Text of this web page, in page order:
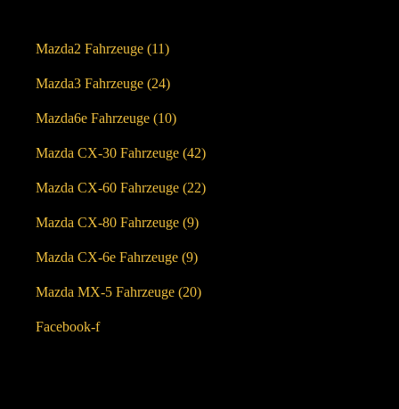
Mazda2 Fahrzeuge (11)
Mazda3 Fahrzeuge (24)
Mazda6e Fahrzeuge (10)
Mazda CX-30 Fahrzeuge (42)
Mazda CX-60 Fahrzeuge (22)
Mazda CX-80 Fahrzeuge (9)
Mazda CX-6e Fahrzeuge (9)
Mazda MX-5 Fahrzeuge (20)
Facebook-f